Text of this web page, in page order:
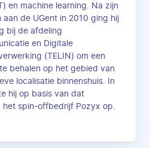
en machine learning. Na zijn
aan de UGent in 2010 ging hij
bij de afdeling
en Digitale
(TELIN) om een
behalen op het gebied van
localisatie binnenshuis. In
hij op basis van dat
het spin-offbedrijf Pozyx op.